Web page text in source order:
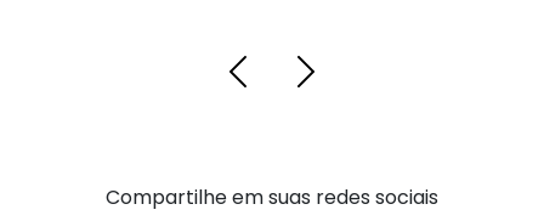
Compartilhe em suas redes sociais